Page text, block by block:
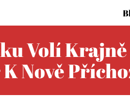
Volí
Nově